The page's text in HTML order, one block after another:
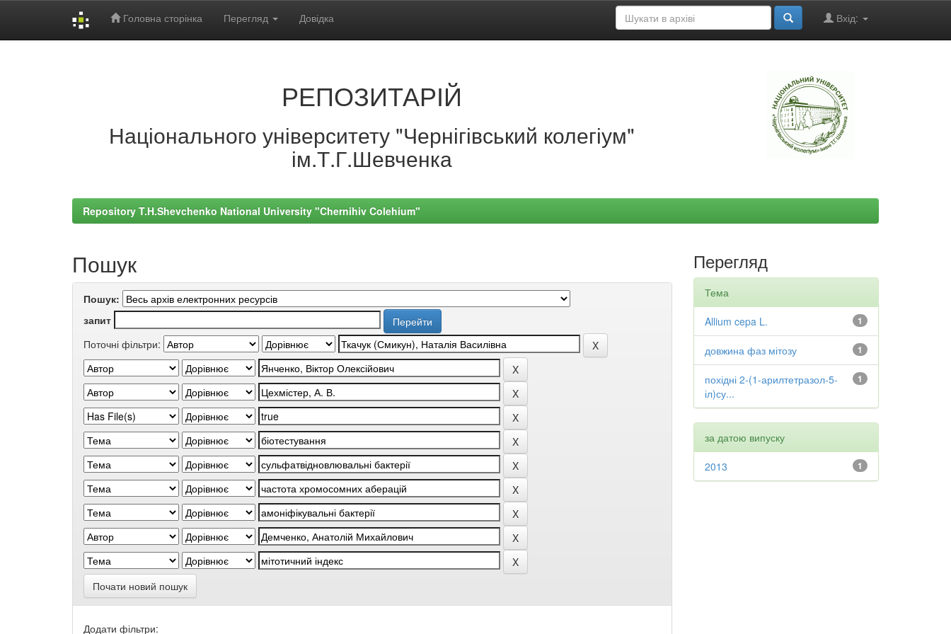
Головна сторінка Перегляд Довідка Вхід:
РЕПОЗИТАРІЙ
Національного університету "Чернігівський колегіум"
ім.Т.Г.Шевченка
Repository T.H.Shevchenko National University "Chernihiv Colehium"
Пошук
Пошук:
запит
Поточні фільтри:
Почати новий пошук
Додати фільтри:
Перегляд
Тема
1
Allium cepa L.
1
довжина фаз мітозу
1
похідні 2-(1-арилтетразол-5-
іл)су...
за датою випуску
1
2013